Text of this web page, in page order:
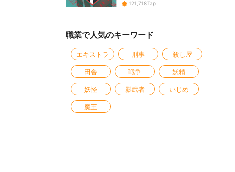
121,718Tap
職業で人気のキーワード
エキストラ 刑事 殺し屋
田舎 戦争 妖精
妖怪 影武者 いじめ
魔王